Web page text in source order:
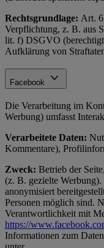
Rechtsgrundlage: Art.
Verpflichtung, z. B. aus
lit. f) DSGVO
Aufklärung von
Facebook
Die Verarbeitung im
Werbung) umfasst
Verarbeitete Daten:
Kommentare),
Zweck: Betrieb der
(z. B. gezielte
anonymisiert
Personen möglich sind.
Verantwortlichkeit mit
https://
Informationen zum